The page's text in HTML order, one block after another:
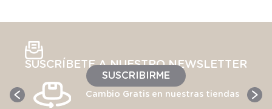
SUSCRÍBETE A NUESTRO NEWSLETTER
SUSCRIBIRME
Cambio Gratis en nuestras tiendas